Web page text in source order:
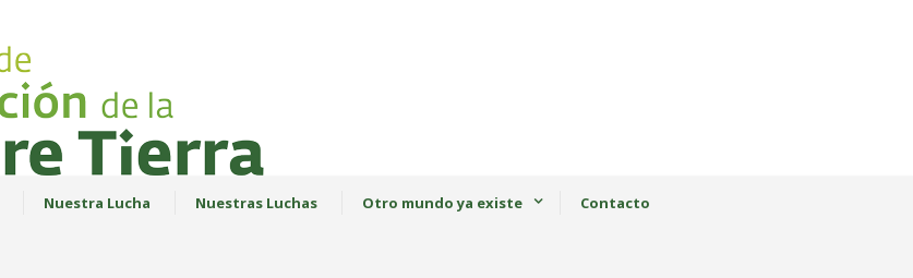
Nuestra Lucha Nuestras Luchas Otro mundo ya existe Contacto